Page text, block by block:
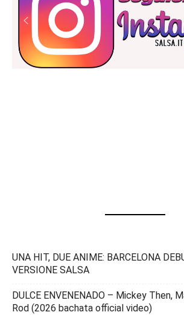
UNA HIT, DUE ANIME: BARCELONA
VERSIONE SALSA
DULCE ENVENENADO – Mickey Then,
Rod (2026 bachata official video)